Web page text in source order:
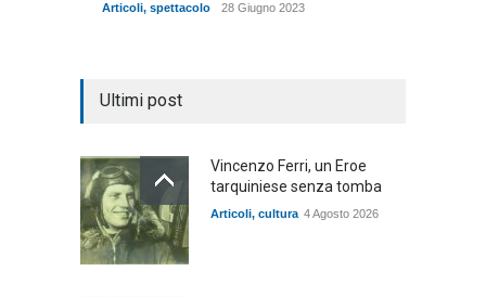
Articoli, spettacolo 28 Giugno 2023
Ultimi post
Vincenzo Ferri, un Eroe
tarquiniese senza tomba
Articoli, cultura 4 Agosto 2026